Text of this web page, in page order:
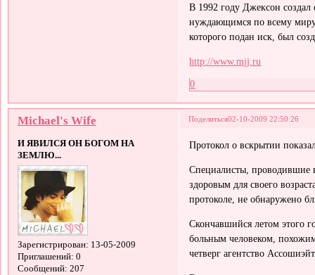
В 1992 году Джексон
нуждающимся по всему
которого подан иск, был
http://www.mjj.ru
0
Поделиться02-10-2009 22:50:26
Michael's Wife
И ЯВИЛСЯ ОН БОГОМ НА
ЗЕМЛЮ...
Зарегистрирован: 13-05-2009
Приглашений: 0
Сообщений: 207
Протокол о вскрытии
Специалисты, проводившие
здоровым для своего
протоколе, не обнаружено
Скончавшийся летом этого
больным человеком,
четверг агентство